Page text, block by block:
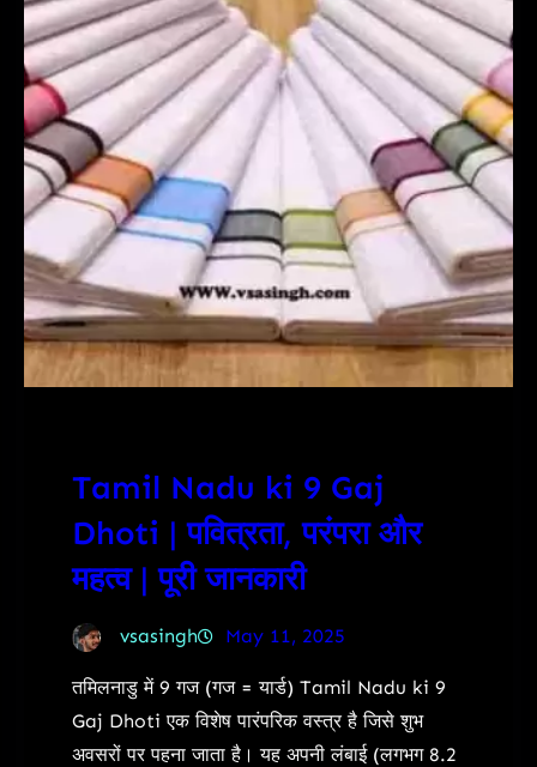
Tamil Nadu ki 9 Gaj
Dhoti | पवित्रता, परंपरा और
महत्व | पूरी जानकारी
vsasingh May 11, 2025
तमिलनाडु में 9 गज (गज = यार्ड) Tamil Nadu ki 9
Gaj Dhoti एक विशेष पारंपरिक वस्त्र है जिसे शुभ
अवसरों पर पहना जाता है। यह अपनी लंबाई (लगभग 8.2